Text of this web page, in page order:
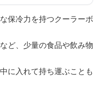
保冷力を持つクーラーボ
ど、少量の食品や飲み物
に入れて持ち運ぶことも